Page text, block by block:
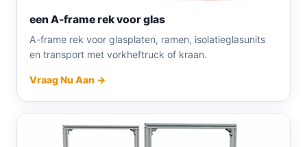
een A-frame rek voor glas
A-frame rek voor glasplaten, ramen, isolatieglasunits
en transport met vorkheftruck of kraan.
Vraag Nu Aan →